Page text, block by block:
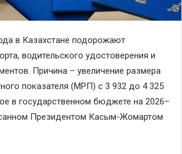
в Казахстане подорожают
водительского удостоверения и
Причина – увеличение размера
показателя (МРП) с 3 932 до 4 325
в государственном бюджете на 2026–
Президентом Касым-Жомартом